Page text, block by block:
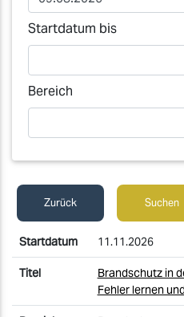
Startdatum bis
Bereich
Zurück Suchen
11.11.2026
Brandschutz in
Fehler lernen